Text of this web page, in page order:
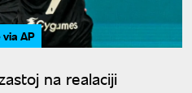
AP
na realaciji